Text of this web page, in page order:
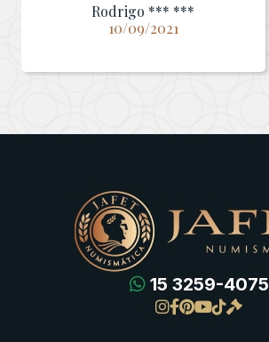
Rodrigo *** ***
10/09/2021
15 3259-4075
Gregas